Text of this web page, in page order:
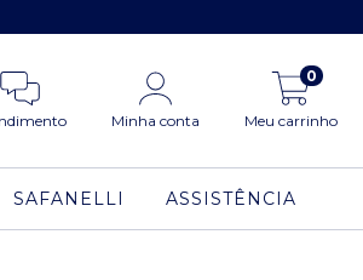
Minha conta Meu carrinho
0
SAFANELLI ASSISTÊNCIA